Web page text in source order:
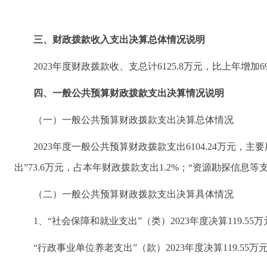
三、财政拨款收入支出决算总体情况说明
2023年度财政拨款收、支总计6125.8万元，比上年增
四、一般公共预算财政拨款支出决算情况说明
（一）一般公共预算财政拨款支出决算总体情况
2023年度一般公共预算财政拨款支出6104.24万元，主
出”73.6万元，占本年财政拨款支出1.2%；“资源勘探信息等
（二）一般公共预算财政拨款支出决算具体情况
1、“社会保障和就业支出”（类）2023年度决算119.55
“行政事业单位养老支出”（款）2023年度决算119.55